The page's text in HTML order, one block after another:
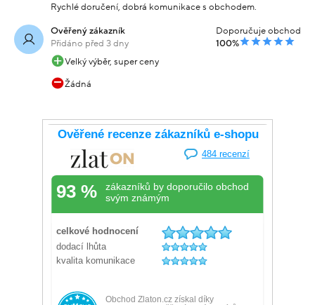
Rychlé doručení, dobrá komunikace s obchodem.
Ověřený zákazník
Přidáno před 3 dny
Doporučuje obchod
100%
Velký výběr, super ceny
Žádná